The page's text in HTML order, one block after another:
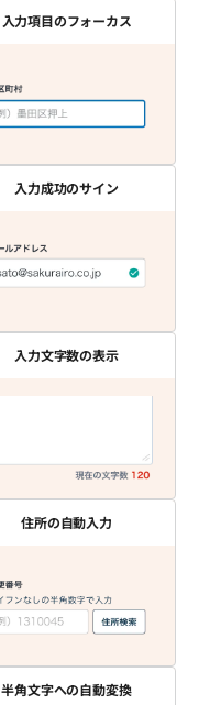
入力項目のフォーカス
入力成功のサイン
入力文字数の表示
住所の自動入力
半角文字への自動変換